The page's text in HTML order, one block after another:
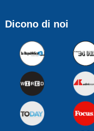
Dicono di noi